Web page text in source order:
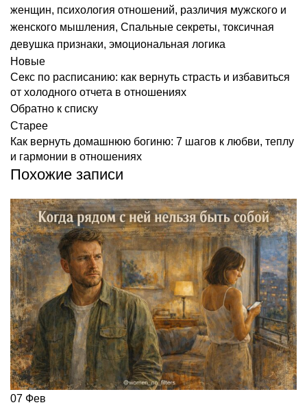
женщин, психология отношений, различия мужского и
женского мышления, Спальные секреты, токсичная
девушка признаки, эмоциональная логика
Новые
Секс по расписанию: как вернуть страсть и избавиться
от холодного отчета в отношениях
Обратно к списку
Старее
Как вернуть домашнюю богиню: 7 шагов к любви, теплу
и гармонии в отношениях
Похожие записи
07 Фев